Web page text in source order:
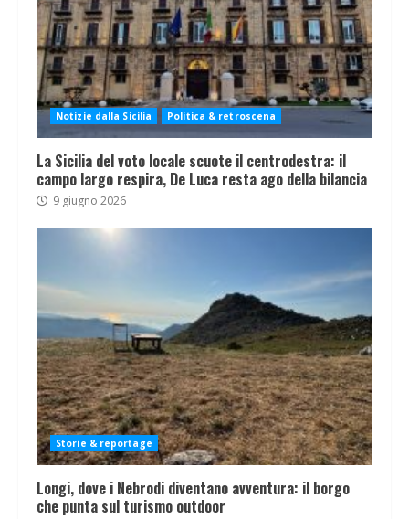
Notizie dalla Sicilia Politica & retroscena
La Sicilia del voto locale scuote il centrodestra: il
campo largo respira, De Luca resta ago della bilancia
9 giugno 2026
Storie & reportage
Longi, dove i Nebrodi diventano avventura: il borgo
che punta sul turismo outdoor